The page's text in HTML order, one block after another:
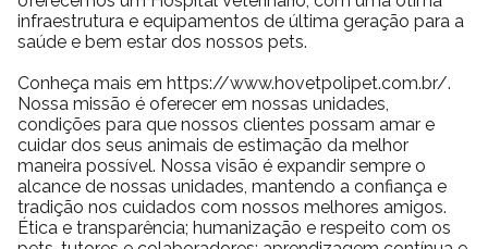
infraestrutura e equipamentos de última geração para a
saúde e bem estar dos nossos pets.
Conheça mais em https://www.hovetpolipet.com.br/.
Nossa missão é oferecer em nossas unidades,
condições para que nossos clientes possam amar e
cuidar dos seus animais de estimação da melhor
maneira possível. Nossa visão é expandir sempre o
alcance de nossas unidades, mantendo a confiança e
tradição nos cuidados com nossos melhores amigos.
Ética e transparência; humanização e respeito com os